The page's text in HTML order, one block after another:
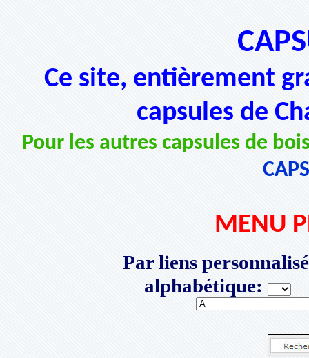
Ce site, entièrement
capsules de
Pour les autres capsules de
MENU
Par liens
alphabétique: